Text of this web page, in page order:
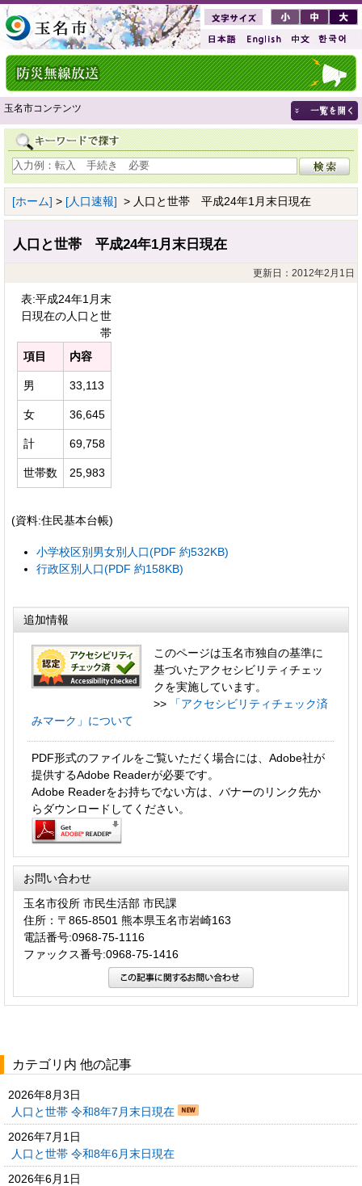
玉名市コンテンツ
[ホーム] > [人口速報] > 人口と世帯 平成24年1月末日現在
人口と世帯 平成24年1月末日現在
更新日：2012年2月1日
表:平成24年1月末
日現在の人口と世
帯
項目
内容
男 33,113
女 36,645
計 69,758
世帯数 25,983
(資料:住民基本台帳)
小学校区別男女別人口(PDF 約532KB)
行政区別人口(PDF 約158KB)
追加情報
このページは玉名市独自の基準に
基づいたアクセシビリティチェッ
クを実施しています。
>>
「アクセシビリティチェック済
みマーク」について
PDF形式のファイルをご覧いただく場合には、Adobe社が
提供するAdobe Readerが必要です。
Adobe Readerをお持ちでない方は、バナーのリンク先か
らダウンロードしてください。
お問い合わせ
玉名市役所 市民生活部 市民課
住所：〒865-8501 熊本県玉名市岩崎163
電話番号:0968-75-1116
ファックス番号:0968-75-1416
カテゴリ内 他の記事
2026年8月3日
人口と世帯 令和8年7月末日現在
2026年7月1日
人口と世帯 令和8年6月末日現在
2026年6月1日